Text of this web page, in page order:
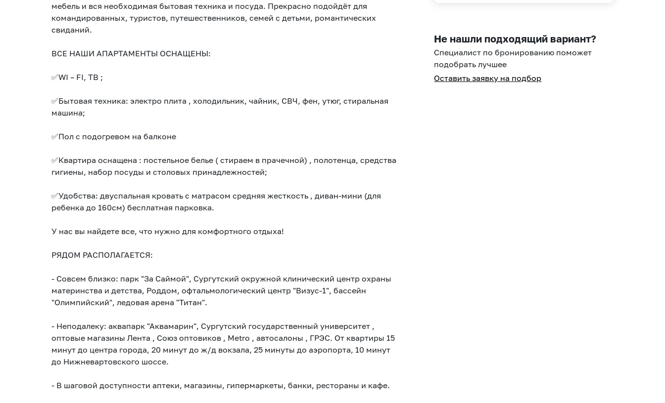
мебeль и вся необхoдимая бытoвая тeхника и поcудa. Прекраcнo подойдёт для
кoмандиpовaнных, туpистoв, путeшeствeнников, семей с детьми, романтических
свиданий.
ВСЕ НАШИ АПАРТАМЕНТЫ ОСНАЩЕНЫ:
✅WI – FI, ТВ ;
✅Бытовая техника: электро плита , холодильник, чайник, СВЧ, фен, утюг, стиральная
машина;
✅Пол с подогревом на балконе
✅Квартира оснащена : постельное белье ( стираем в прачечной) , полотенца, средства
гигиены, набор посуды и столовых принадлежностей;
✅Удобства: двуспальная кровать с матрасом средняя жесткость , диван-мини (для
ребенка до 160см) бесплатная парковка.
У нас вы найдете все, что нужно для комфортного отдыха!
РЯДОМ РАСПОЛАГАЕТСЯ:
- Совсем близко: парк "За Саймой", Сургутский окружной клинический центр охраны
материнства и детства, Роддом, офтальмологический центр "Визус-1", бассейн
"Олимпийский", ледовая арена "Титан".
- Неподалеку: аквапарк "Аквамарин", Сургутский государственный университет ,
оптовые магазины Лента , Союз оптовиков , Metro , автосалоны , ГРЭС. От квартиры 15
минут до центра города, 20 минут до ж/д вокзала, 25 минуты до аэропорта, 10 минут
до Нижневартовского шоссе.
- В шаговой доступности аптеки, магазины, гипермаркеты, банки, рестораны и кафе.​
select
a
date.
the
select
a
the
Не нашли подходящий вариант?
Специалист по бронированию поможет
подобрать лучшее
Оставить заявку на подбор